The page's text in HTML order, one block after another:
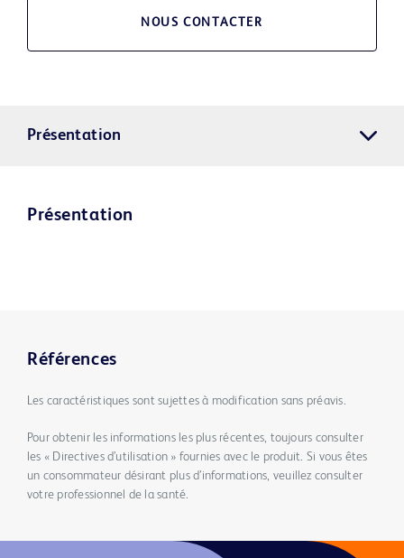
NOUS CONTACTER
Présentation
Présentation
Références
Les caractéristiques sont sujettes à modification sans préavis.
Pour obtenir les informations les plus récentes, toujours consulter
les « Directives d’utilisation » fournies avec le produit. Si vous êtes
un consommateur désirant plus d’informations, veuillez consulter
votre professionnel de la santé.